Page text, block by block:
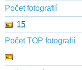
Počet fotografií
15
Počet TOP fotografií